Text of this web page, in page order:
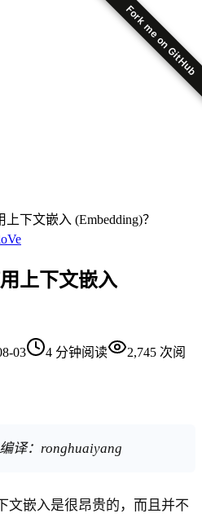
Fork me on GitHub
下文嵌入 (Embedding)？
上下文嵌入
03 4 分钟阅读 2,745 次阅
译：ronghuaiyang
文嵌入是很昂贵的，而且并不